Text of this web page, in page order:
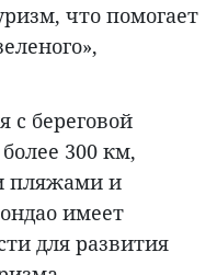
что помогает
с береговой
300 км,
пляжами и
имеет
для развития